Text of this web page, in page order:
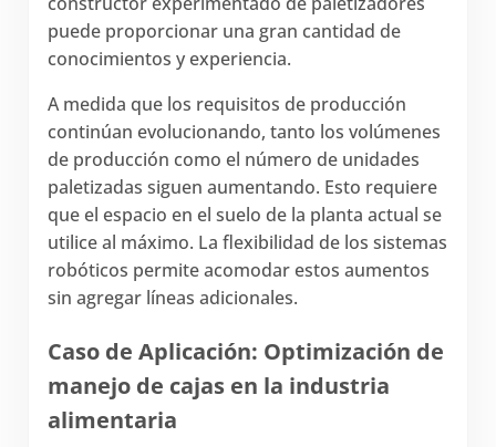
puede proporcionar una gran cantidad de
conocimientos y experiencia.
A medida que los requisitos de producción
continúan evolucionando, tanto los volúmenes
de producción como el número de unidades
paletizadas siguen aumentando. Esto requiere
que el espacio en el suelo de la planta actual se
utilice al máximo. La flexibilidad de los sistemas
robóticos permite acomodar estos aumentos
sin agregar líneas adicionales.
Caso de Aplicación: Optimización de
manejo de cajas en la industria
alimentaria